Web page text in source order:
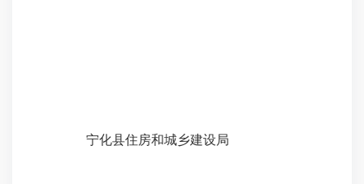
宁化县住房和城乡建设局